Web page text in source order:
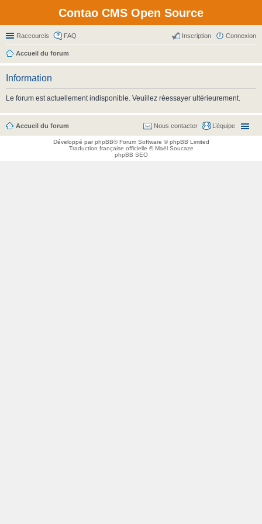
Contao CMS Open Source
Raccourcis FAQ Connexion
Inscription
Accueil du forum
Information
Le forum est actuellement indisponible. Veuillez réessayer ultérieurement.
Accueil du forum L’équipe
Nous contacter
Développé parphpBB® Forum Software © phpBB Limited
Traduction française officielle ©Maël Soucaze
phpBB SEO